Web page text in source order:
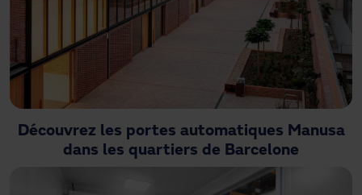
Découvrez les portes automatiques Manusa
dans les quartiers de Barcelone